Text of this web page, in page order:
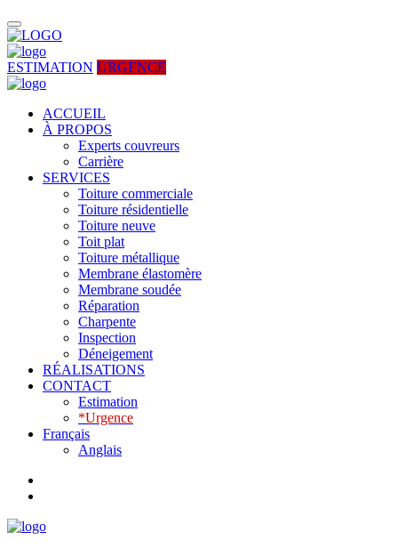
ESTIMATION URGENCE
ACCUEIL
À PROPOS
Experts couvreurs
Carrière
SERVICES
Toiture commerciale
Toiture résidentielle
Toiture neuve
Toit plat
Toiture métallique
Membrane élastomère
Membrane soudée
Réparation
Charpente
Inspection
Déneigement
RÉALISATIONS
CONTACT
Estimation
*Urgence
Français
Anglais